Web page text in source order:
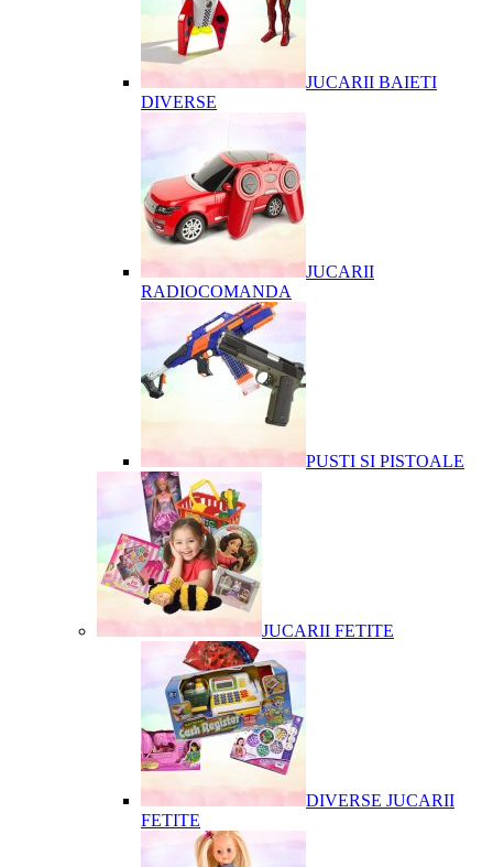
JUCARII BAIETI
DIVERSE
JUCARII
RADIOCOMANDA
PUSTI SI PISTOALE
JUCARII FETITE
DIVERSE JUCARII
FETITE